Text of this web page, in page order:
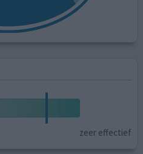
zeer effectief